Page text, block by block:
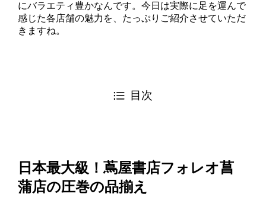
にバラエティ豊かなんです。今日は実際に足を運んで
感じた各店舗の魅力を、たっぷりご紹介させていただ
きますね。
目次
日本最大級！蔦屋書店フォレオ菖
蒲店の圧巻の品揃え